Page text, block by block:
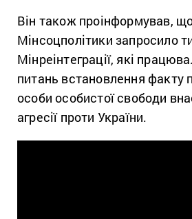
Він також проінформував,
Мінсоцполітики запросило
Мінреінтеграції, які
питань встановлення факту
особи особистої свободи
агресії проти України.